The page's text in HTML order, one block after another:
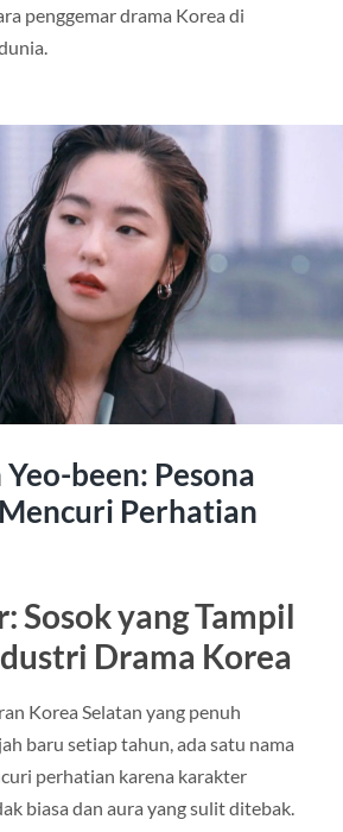
penggemar drama Korea di
been: Pesona
Perhatian
Sosok yang Tampil
Drama Korea
Korea Selatan yang penuh
baru setiap tahun, ada satu nama
perhatian karena karakter
biasa dan aura yang sulit ditebak.